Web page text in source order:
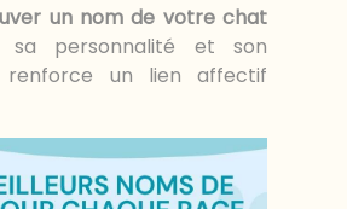
un nom de votre chat
sa personnalité et son
renforce un lien affectif